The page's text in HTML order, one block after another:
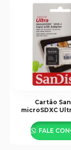
Cartão
microSDXC
FALE